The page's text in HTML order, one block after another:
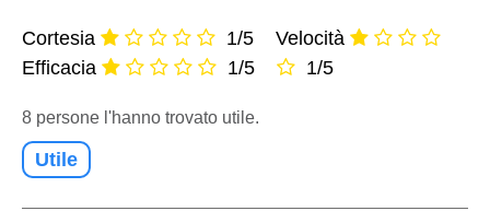
Cortesia
1/5
Efficacia
1/5
Velocità
1/5
8 persone l'hanno trovato utile.
Utile